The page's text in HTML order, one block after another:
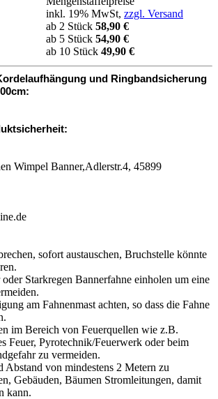
inkl. 19% MwSt, zzgl. Versand
ab 2 Stück 58,90 €
ab 5 Stück 54,90 €
ab 10 Stück 49,90 €
und Ringbandsicherung
Wimpel Banner,Adlerstr.4, 45899
sofort austauschen, Bruchstelle könnte
Starkregen Bannerfahne einholen um eine
am Fahnenmast achten, so dass die Fahne
im Bereich von Feuerquellen wie z.B.
Feuer, Pyrotechnik/Feuerwerk oder beim
zu vermeiden.
Abstand von mindestens 2 Metern zu
Gebäuden, Bäumen Stromleitungen, damit
kann.